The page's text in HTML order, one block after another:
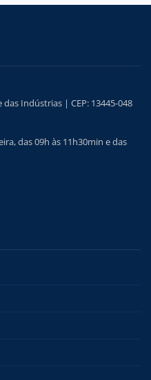
das Indústrias | CEP: 13445-048
das 09h às 11h30min e das